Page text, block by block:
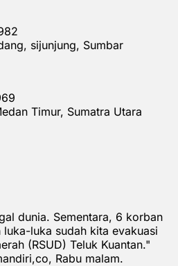
sijunjung, Sumbar
Timur, Sumatra Utara
dunia. Sementara, 6 korban
luka sudah kita evakuasi
(RSUD) Teluk Kuantan."
Rabu malam.